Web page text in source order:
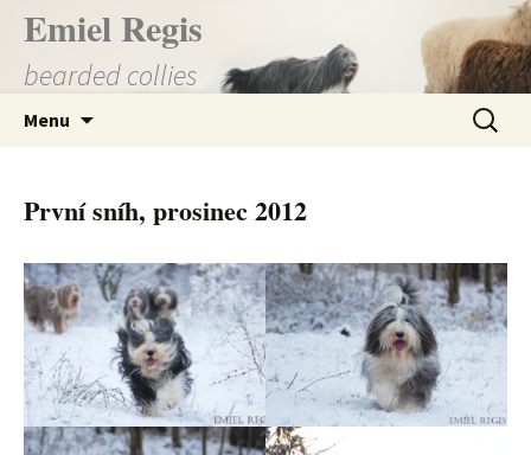
Přejít
obsahu
Emiel Regis
bearded collies
Menu
První sníh, prosinec 2012